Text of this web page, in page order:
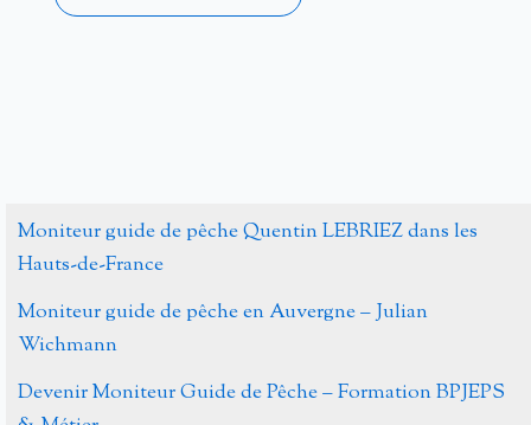
Moniteur guide de pêche Quentin LEBRIEZ dans les
Hauts-de-France
Moniteur guide de pêche en Auvergne – Julian
Wichmann
Devenir Moniteur Guide de Pêche – Formation BPJEPS